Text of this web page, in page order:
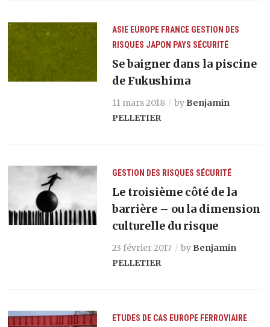
ASIE EUROPE FRANCE GESTION DES
RISQUES JAPON PAYS SÉCURITÉ
Se baigner dans la piscine
de Fukushima
11 mars 2018 by Benjamin
PELLETIER
GESTION DES RISQUES SÉCURITÉ
Le troisième côté de la
barrière – ou la dimension
culturelle du risque
23 février 2017 by Benjamin
PELLETIER
ETUDES DE CAS EUROPE FERROVIAIRE